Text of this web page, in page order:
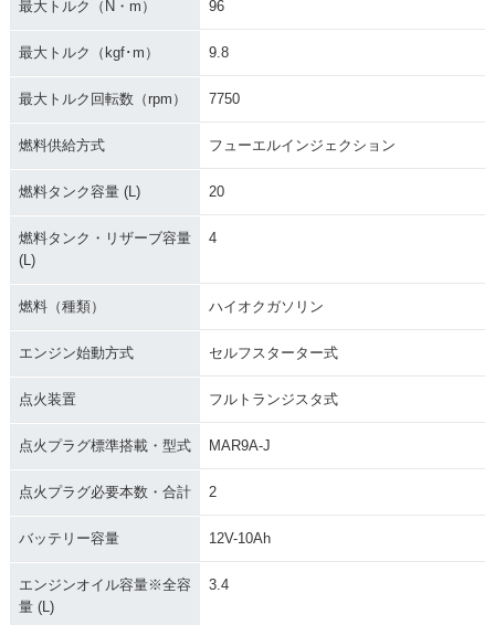
最大トルク（N・m） 96
最大トルク（kgf･m） 9.8
最大トルク回転数（rpm） 7750
燃料供給方式 フューエルインジェクション
燃料タンク容量 (L) 20
燃料タンク・リザーブ容量
(L)
4
燃料（種類） ハイオクガソリン
エンジン始動方式 セルフスターター式
点火装置 フルトランジスタ式
点火プラグ標準搭載・型式 MAR9A-J
点火プラグ必要本数・合計 2
バッテリー容量 12V-10Ah
エンジンオイル容量※全容
量 (L)
3.4